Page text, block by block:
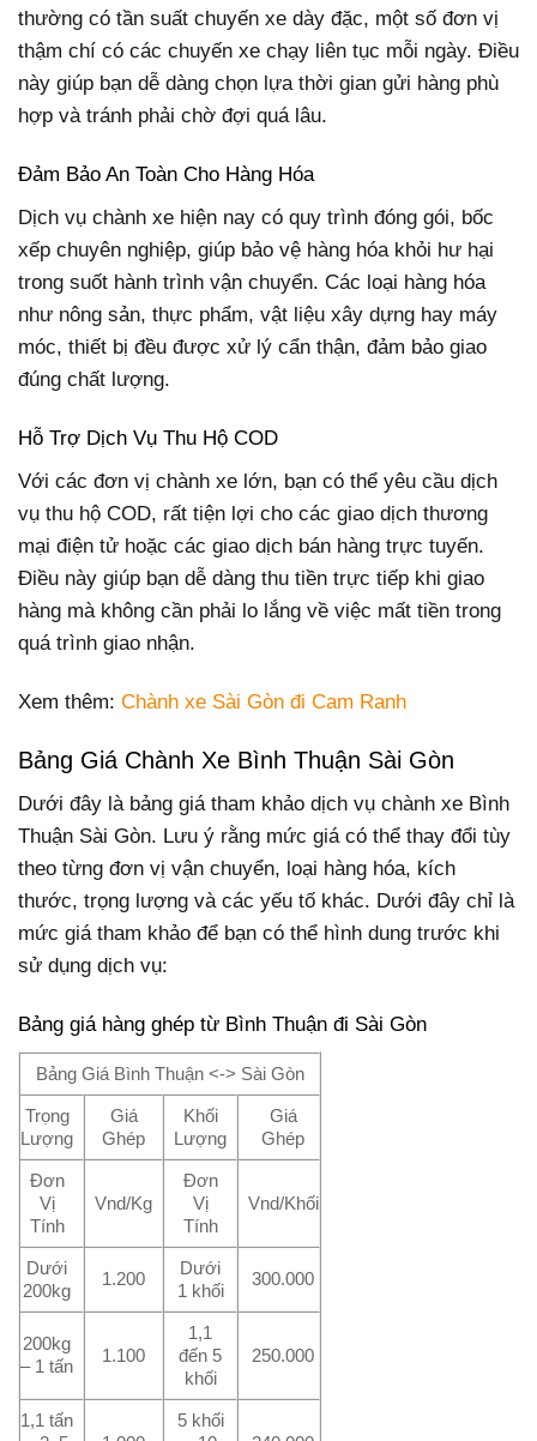
thường có tần suất chuyến xe dày đặc, một số đơn vị
thậm chí có các chuyến xe chạy liên tục mỗi ngày. Điều
này giúp bạn dễ dàng chọn lựa thời gian gửi hàng phù
hợp và tránh phải chờ đợi quá lâu.
Đảm Bảo An Toàn Cho Hàng Hóa
Dịch vụ chành xe hiện nay có quy trình đóng gói, bốc
xếp chuyên nghiệp, giúp bảo vệ hàng hóa khỏi hư hại
trong suốt hành trình vận chuyển. Các loại hàng hóa
như nông sản, thực phẩm, vật liệu xây dựng hay máy
móc, thiết bị đều được xử lý cẩn thận, đảm bảo giao
đúng chất lượng.
Hỗ Trợ Dịch Vụ Thu Hộ COD
Với các đơn vị chành xe lớn, bạn có thể yêu cầu dịch
vụ thu hộ COD, rất tiện lợi cho các giao dịch thương
mại điện tử hoặc các giao dịch bán hàng trực tuyến.
Điều này giúp bạn dễ dàng thu tiền trực tiếp khi giao
hàng mà không cần phải lo lắng về việc mất tiền trong
quá trình giao nhận.
Xem thêm: Chành xe Sài Gòn đi Cam Ranh
Bảng Giá Chành Xe Bình Thuận Sài Gòn
Dưới đây là bảng giá tham khảo dịch vụ chành xe Bình
Thuận Sài Gòn. Lưu ý rằng mức giá có thể thay đổi tùy
theo từng đơn vị vận chuyển, loại hàng hóa, kích
thước, trọng lượng và các yếu tố khác. Dưới đây chỉ là
mức giá tham khảo để bạn có thể hình dung trước khi
sử dụng dịch vụ:
Bảng giá hàng ghép từ Bình Thuận đi Sài Gòn
Bảng Giá Bình Thuận <-> Sài Gòn
Trọng
Lượng
Giá
Ghép
Khối
Lượng
Giá
Ghép
Đơn
Vị
Tính
Vnd/Kg
Đơn
Vị
Tính
Vnd/Khối
Dưới
200kg
1.200
Dưới
1 khối
300.000
200kg
– 1 tấn
1.100
1,1
đến 5
khối
250.000
1,1 tấn
5 khối